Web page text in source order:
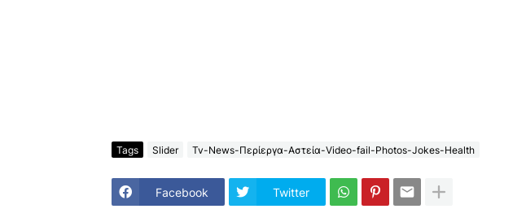
Tags Slider Tv-News-Περίεργα-Αστεία-Video-fail-Photos-Jokes-Health
Facebook Twitter